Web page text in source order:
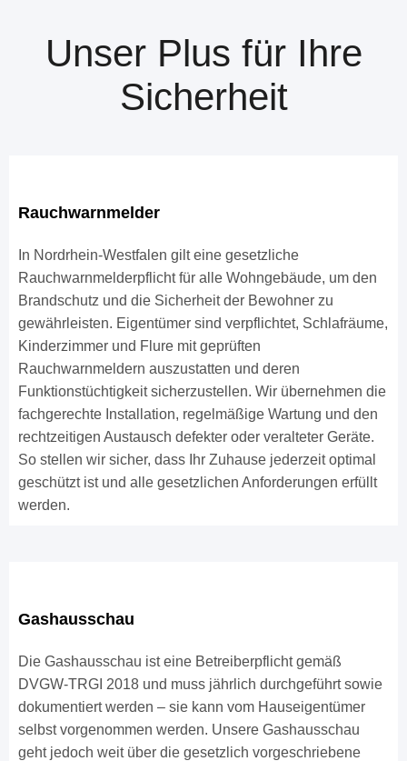
Unser Plus für Ihre
Sicherheit
Rauchwarnmelder
In Nordrhein-Westfalen gilt eine gesetzliche
Rauchwarnmelderpflicht für alle Wohngebäude, um den
Brandschutz und die Sicherheit der Bewohner zu
gewährleisten. Eigentümer sind verpflichtet, Schlafräume,
Kinderzimmer und Flure mit geprüften
Rauchwarnmeldern auszustatten und deren
Funktionstüchtigkeit sicherzustellen. Wir übernehmen die
fachgerechte Installation, regelmäßige Wartung und den
rechtzeitigen Austausch defekter oder veralteter Geräte.
So stellen wir sicher, dass Ihr Zuhause jederzeit optimal
geschützt ist und alle gesetzlichen Anforderungen erfüllt
werden.
Gashausschau
Die Gashausschau ist eine Betreiberpflicht gemäß
DVGW-TRGI 2018 und muss jährlich durchgeführt sowie
dokumentiert werden – sie kann vom Hauseigentümer
selbst vorgenommen werden. Unsere Gashausschau
geht jedoch weit über die gesetzlich vorgeschriebene